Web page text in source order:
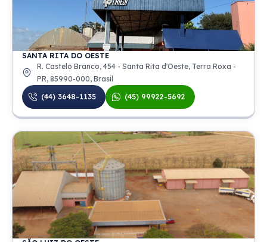
SANTA RITA DO OESTE
R. Castelo Branco, 454 - Santa Rita d'Oeste, Terra Roxa -
PR, 85990-000, Brasil
(44) 3648-1135
(45) 99922-5692